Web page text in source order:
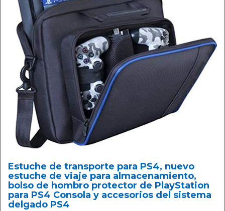
Estuche de transporte para PS4, nuevo
estuche de viaje para almacenamiento,
bolso de hombro protector de PlayStation
para PS4 Consola y accesorios del sistema
delgado PS4